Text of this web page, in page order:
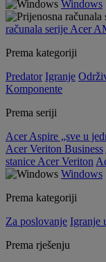
Windows
računala serije Acer
Prema kategoriji
Predator Igranje
Komponente
Prema seriji
Acer Aspire „sve u
Acer Veriton Business
stanice Acer Veriton
Windows
Prema kategoriji
Za poslovanje Igranje
Prema rješenju